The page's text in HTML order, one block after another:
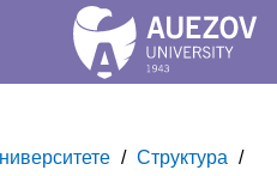
/ Структура /